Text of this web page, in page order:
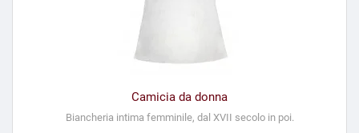
Camicia da donna
Biancheria intima femminile, dal XVII secolo in poi.